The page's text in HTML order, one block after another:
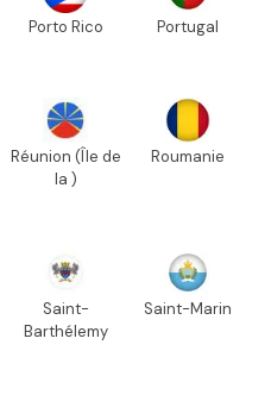
Porto Rico Portugal
Réunion (Île de
la )
Roumanie
Saint-
Barthélemy
Saint-Marin